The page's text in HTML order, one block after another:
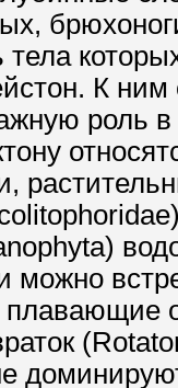
К
роль
можно